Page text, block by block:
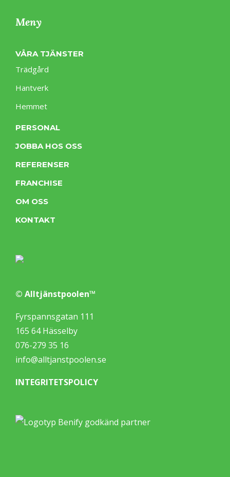
Meny
VÅRA TJÄNSTER
Trädgård
Hantverk
Hemmet
PERSONAL
JOBBA HOS OSS
REFERENSER
FRANCHISE
OM OSS
KONTAKT
© Alltjänstpoolen™
Fyrspannsgatan 111
165 64 Hässelby
076-279 35 16
info@alltjanstpoolen.se
INTEGRITETSPOLICY